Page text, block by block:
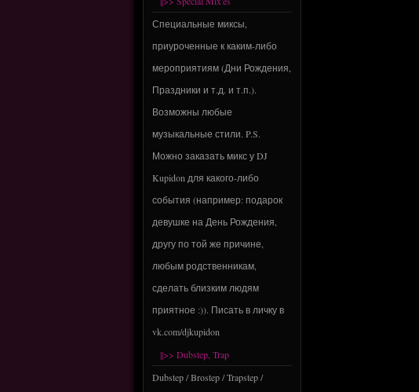
Специальные миксы,
приуроченные к каким-либо
мероприятиям (Дни Рождения,
Праздники и т.д. и т.п.).
Возможны любые
музыкальные стили. P.S.
Можно заказать микс у DJ
Kupidon для какого-либо
события (например: подарок
девушке на День Рождения,
другу по той же причине,
любым родственникам,
сделать близким людям
приятное :)). Писать в личку в
vk.com/djkupidon
||>> Dubstep, Trap
Dubstep / Brostep / Trapstep /